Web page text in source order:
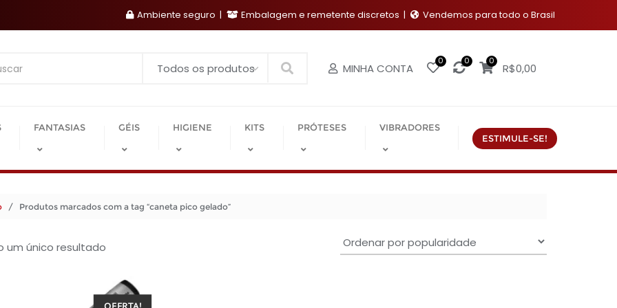
Ambiente seguro Embalagem e remetente discretos Vendemos para todo o Brasil
Search MINHA CONTA
0 0 0
R$0,00
FANTASIAS GÉIS HIGIENE KITS PRÓTESES
VIBRADORES
ESTIMULE-SE!
/ Produtos marcados com a tag “caneta pico gelado”
um único resultado